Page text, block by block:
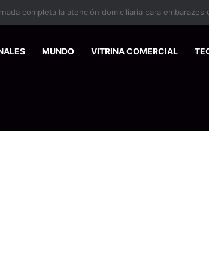
MUNDO VITRINA COMERCIAL